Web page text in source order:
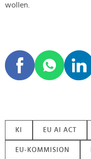
wollen.
KI EU AI ACT
EU-KOMMISION